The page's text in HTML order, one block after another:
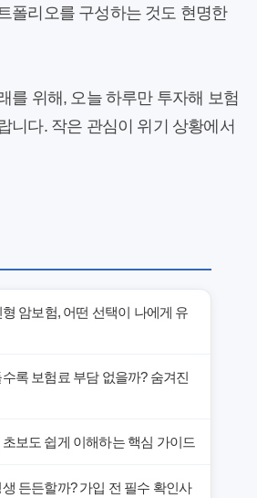
폴리오를 구성하는 것도 현명한
를 위해, 오늘 하루만 투자해 보험
니다. 작은 관심이 위기 상황에서
암보험, 어떤 선택이 나에게 유
록 보험료 부담 없을까? 숨겨진
보도 쉽게 이해하는 핵심 가이드
든든할까? 가입 전 필수 확인사